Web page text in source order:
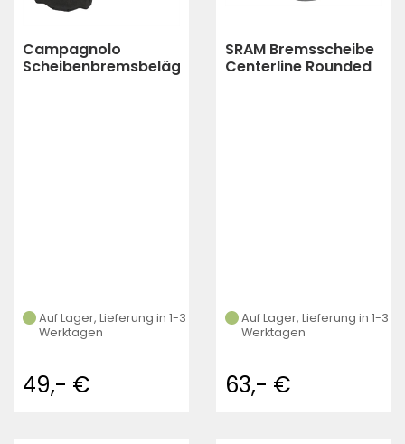
Campagnolo
Scheibenbremsbeläge
Auf Lager, Lieferung in 1-3
Werktagen
49,- €
SRAM Bremsscheibe
Centerline Rounded
Auf Lager, Lieferung in 1-3
Werktagen
63,- €